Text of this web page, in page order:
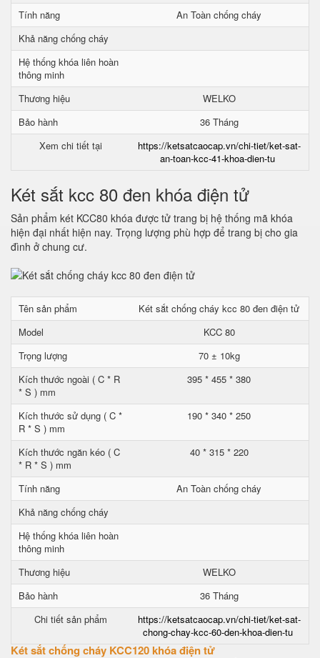
Tính năng
An Toàn chống cháy
Khả năng chống cháy
Hệ thống khóa liên hoàn
thông minh
Thương hiệu
WELKO
Bảo hành
36 Tháng
Xem chi tiết tại
https://ketsatcaocap.vn/chi-tiet/ket-sat-
an-toan-kcc-41-khoa-dien-tu
Két sắt kcc 80 đen khóa điện tử
Sản phẩm két KCC80 khóa được tử trang bị hệ thống mã khóa
hiện đại nhất hiện nay. Trọng lượng phù hợp để trang bị cho gia
đình ở chung cư.
Tên sản phẩm
Két sắt chống cháy kcc 80 đen điện tử
Model
KCC 80
Trọng lượng
70 ± 10kg
Kích thước ngoài ( C * R
* S ) mm
395 * 455 * 380
Kích thước sử dụng ( C *
R * S ) mm
190 * 340 * 250
Kích thước ngăn kéo ( C
* R * S ) mm
40 * 315 * 220
Tính năng
An Toàn chống cháy
Khả năng chống cháy
Hệ thống khóa liên hoàn
thông minh
Thương hiệu
WELKO
Bảo hành
36 Tháng
Chi tiết sản phẩm
https://ketsatcaocap.vn/chi-tiet/ket-sat-
chong-chay-kcc-60-den-khoa-dien-tu
Két sắt chống cháy KCC120 khóa điện tử